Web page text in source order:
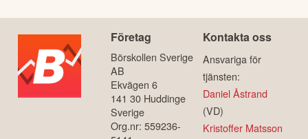
Företag
Börskollen Sverige
AB
Ekvägen 6
141 30 Huddinge
Sverige
Org.nr: 559236-
Kontakta oss
Ansvariga för
tjänsten:
Daniel Åstrand
(VD)
Kristoffer Matsson